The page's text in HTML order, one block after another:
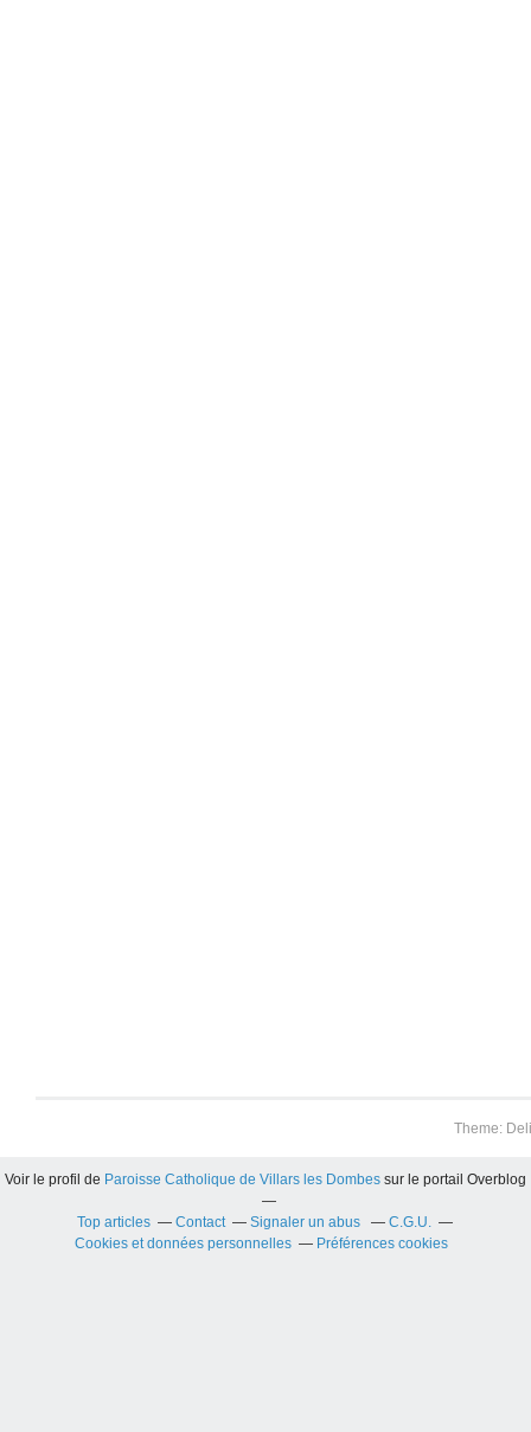
Theme:
Voir le profil de Paroisse Catholique de Villars les Dombes sur le portail Overblog
Top articles Contact Signaler un abus
C.G.U.
Cookies et données personnelles
Préférences cookies